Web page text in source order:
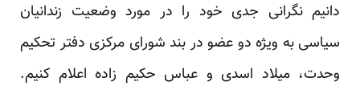
دانیم نگرانی جدی خود را در مورد وضعیت زندانیان
سیاسی به ویژه دو عضو در بند شورای مرکزی دفتر تحکیم
وحدت، میلاد اسدی و عباس حکیم زاده اعلام کنیم.